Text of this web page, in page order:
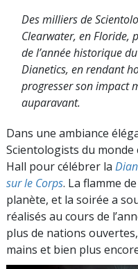
Des milliers de
Clearwater, en Floride,
de l’année historique
Dianetics, en rendant
progresser son impact
auparavant.
Dans une ambiance
Scientologists du
Hall pour célébrer la
sur le Corps. La flamme
planète, et la soirée a
réalisés au cours de
plus de nations
mains et bien plus